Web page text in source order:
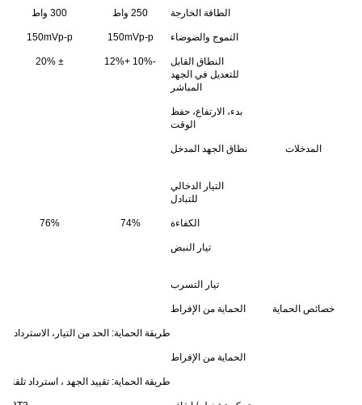
الطاقة الخارجة 250 واط 300 واط
التموج والضوضاء 150mVp-p
150mVp-p
النطاق القابل
للتعديل في الجهد
المباشر
-10% +12%
± 20%
بدء، الارتفاع، حفظ
الوقت
المدخلات نطاق الجهد المدخل
التيار الدخالي
للتبادل
الكفاءة 74%
76%
تيار النبض
تيار التسرب
خصائص الحماية الحماية من الإفراط
طريقة الحماية: الحد من التيار، الاسترداد
الحماية من الإفراط
طريقة الحماية: تقييد الجهد ، استرداد تلقائي